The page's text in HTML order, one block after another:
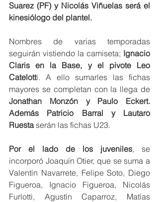
Suarez (PF) y Nicolás Viñuelas será el
kinesiólogo del plantel.
Nombres de varias temporadas
seguirán vistiendo la camiseta; Ignacio
Claris en la Base, y el pivote Leo
Catelotti. A ello sumarles las fichas
Jonathan Monzón y Paulo Eckert.
Además Patricio Barral y Lautaro
Ruesta serán las fichas U23.
Por el lado de los juveniles, se
incorporó Joaquín Otier, que se suma a
Valentín Navarrete, Felipe Soto, Diego
Figueroa, Ignacio Figueroa, Nicolás
Furlotti, Agustín Caparroz, Matías